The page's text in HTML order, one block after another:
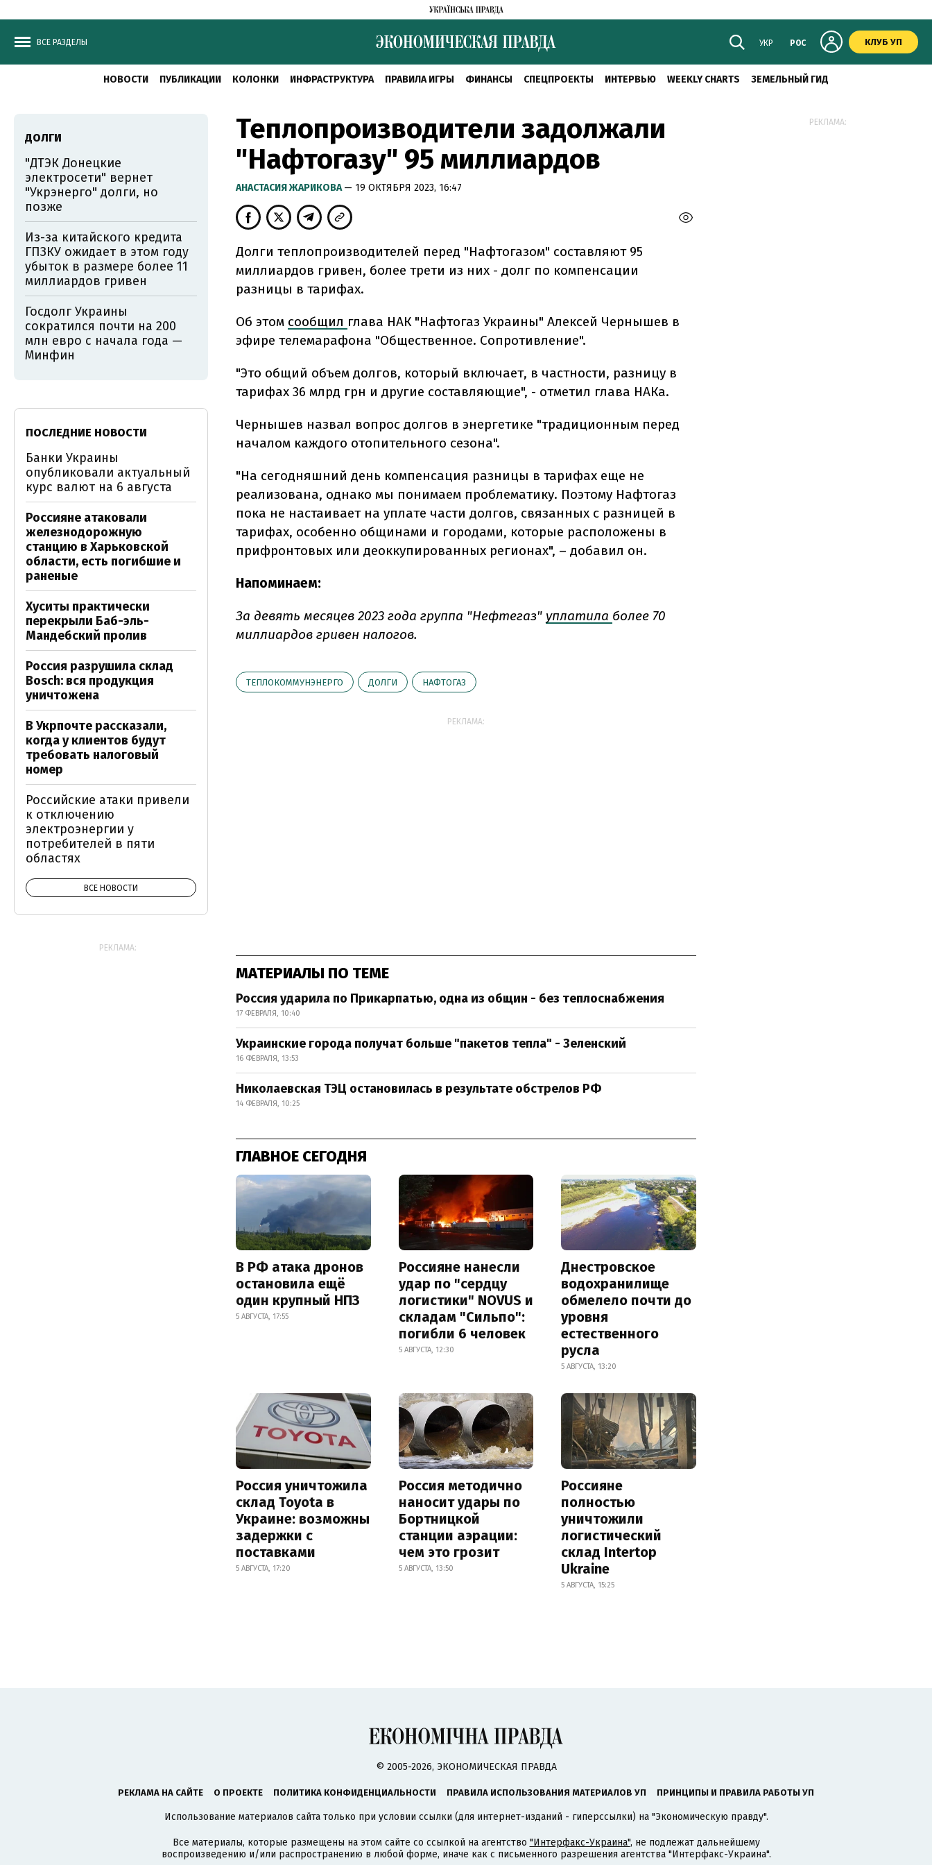
ВСЕ РАЗДЕЛЫ УКР РОС КЛУБ УП
НОВОСТИ ПУБЛИКАЦИИ КОЛОНКИ ИНФРАСТРУКТУРА ПРАВИЛА ИГРЫ ФИНАНСЫ СПЕЦПРОЕКТЫ ИНТЕРВЬЮ WEEKLY CHARTS ЗЕМЕЛЬНЫЙ ГИД
Теплопроизводители задолжали
"Нафтогазу" 95 миллиардов
АНАСТАСИЯ ЖАРИКОВА— 19 ОКТЯБРЯ 2023, 16:47
Долги теплопроизводителей перед "Нафтогазом" составляют 95
миллиардов гривен, более трети из них - долг по компенсации
разницы в тарифах.
Об этом сообщил глава НАК "Нафтогаз Украины" Алексей Чернышев в
эфире телемарафона "Общественное. Сопротивление".
"Это общий объем долгов, который включает, в частности, разницу в
тарифах 36 млрд грн и другие составляющие", - отметил глава НАКа.
Чернышев назвал вопрос долгов в энергетике "традиционным перед
началом каждого отопительного сезона".
"На сегодняшний день компенсация разницы в тарифах еще не
реализована, однако мы понимаем проблематику. Поэтому Нафтогаз
пока не настаивает на уплате части долгов, связанных с разницей в
тарифах, особенно общинами и городами, которые расположены в
прифронтовых или деоккупированных регионах", – добавил он.
Напоминаем:
За девять месяцев 2023 года группа "Нефтегаз" уплатила более 70
миллиардов гривен налогов.
ТЕПЛОКОММУНЭНЕРГО ДОЛГИ НАФТОГАЗ
РЕКЛАМА:
МАТЕРИАЛЫ ПО ТЕМЕ
Россия ударила по Прикарпатью, одна из общин - без теплоснабжения
17 ФЕВРАЛЯ, 10:40
Украинские города получат больше "пакетов тепла" - Зеленский
16 ФЕВРАЛЯ, 13:53
Николаевская ТЭЦ остановилась в результате обстрелов РФ
14 ФЕВРАЛЯ, 10:25
ГЛАВНОЕ СЕГОДНЯ
В РФ атака дронов
остановила ещё
один крупный НПЗ
5 АВГУСТА, 17:55
Россияне нанесли
удар по "сердцу
логистики" NOVUS и
складам "Сильпо":
погибли 6 человек
5 АВГУСТА, 12:30
Днестровское
водохранилище
обмелело почти до
уровня
естественного
русла
5 АВГУСТА, 13:20
Россия уничтожила
склад Toyota в
Украине: возможны
задержки с
поставками
5 АВГУСТА, 17:20
Россия методично
наносит удары по
Бортницкой
станции аэрации:
чем это грозит
5 АВГУСТА, 13:50
Россияне
полностью
уничтожили
логистический
склад Intertop
Ukraine
5 АВГУСТА, 15:25
ДОЛГИ
"ДТЭК Донецкие
электросети" вернет
"Укрэнерго" долги, но
позже
Из-за китайского кредита
ГПЗКУ ожидает в этом году
убыток в размере более 11
миллиардов гривен
Госдолг Украины
сократился почти на 200
млн евро с начала года —
Минфин
ПОСЛЕДНИЕ НОВОСТИ
Банки Украины
опубликовали актуальный
курс валют на 6 августа
Россияне атаковали
железнодорожную
станцию в Харьковской
области, есть погибшие и
раненые
Хуситы практически
перекрыли Баб-эль-
Мандебский пролив
Россия разрушила склад
Bosch: вся продукция
уничтожена
В Укрпочте рассказали,
когда у клиентов будут
требовать налоговый
номер
Российские атаки привели
к отключению
электроэнергии у
потребителей в пяти
областях
ВСЕ НОВОСТИ
РЕКЛАМА:
РЕКЛАМА:
© 2005-2026, ЭКОНОМИЧЕСКАЯ ПРАВДА
РЕКЛАМА НА САЙТЕ О ПРОЕКТЕ ПОЛИТИКА КОНФИДЕНЦИАЛЬНОСТИ ПРАВИЛА ИСПОЛЬЗОВАНИЯ МАТЕРИАЛОВ УП ПРИНЦИПЫ И ПРАВИЛА РАБОТЫ УП
Использование материалов сайта только при условии ссылки (для интернет-изданий - гиперссылки) на "Экономическую правду".
Все материалы, которые размещены на этом сайте со ссылкой на агентство "Интерфакс-Украина", не подлежат дальнейшему
воспроизведению и/или распространению в любой форме, иначе как с письменного разрешения агентства "Интерфакс-Украина".